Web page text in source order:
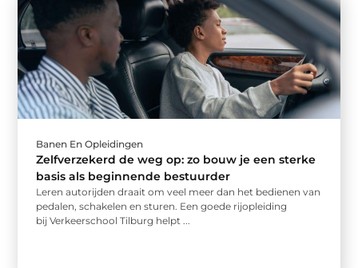
Banen En Opleidingen
Zelfverzekerd de weg op: zo bouw je een sterke
basis als beginnende bestuurder
Leren autorijden draait om veel meer dan het bedienen van
pedalen, schakelen en sturen. Een goede rijopleiding
bij Verkeerschool Tilburg helpt ...